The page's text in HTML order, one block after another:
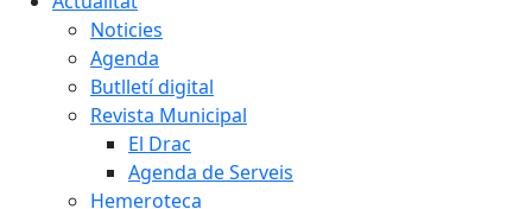
Noticies
Agenda
Butlletí digital
Revista Municipal
El Drac
Agenda de Serveis
Hemeroteca